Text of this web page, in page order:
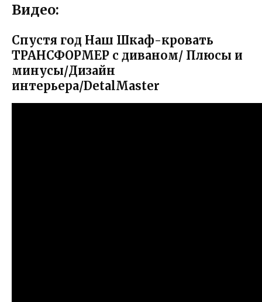
Видео:
Спустя год Наш Шкаф-кровать
ТРАНСФОРМЕР c диваном/ Плюсы и
минусы/Дизайн
интерьера/DetalMaster